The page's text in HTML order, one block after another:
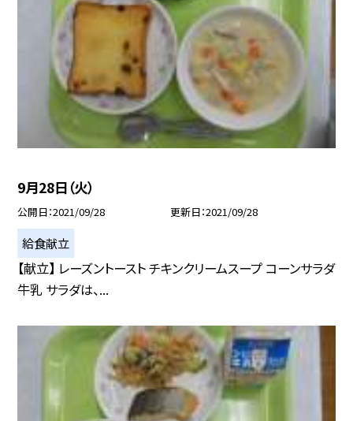
9月28日（火）
公開日 2021/09/28 更新日 2021/09/28
給食献立
【献立】 レーズントースト チキンクリームスープ コーンサラダ
牛乳 サラダは、...